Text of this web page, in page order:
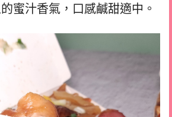
蜜汁香氣，口感鹹甜適中。